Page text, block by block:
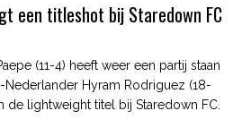
een titleshot bij Staredown FC
(11-4) heeft weer een partij staan
Hyram Rodriguez (18-
de lightweight titel bij Staredown FC.